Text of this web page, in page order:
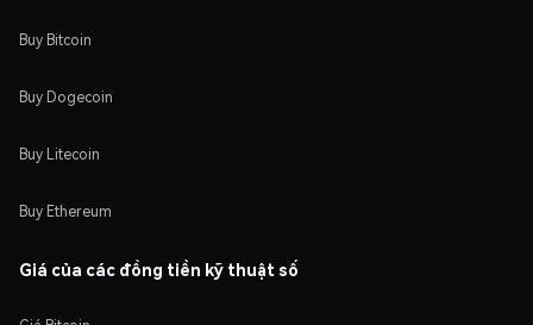
Buy Bitcoin
Buy Dogecoin
Buy Litecoin
Buy Ethereum
Giá của các đồng tiền kỹ thuật số